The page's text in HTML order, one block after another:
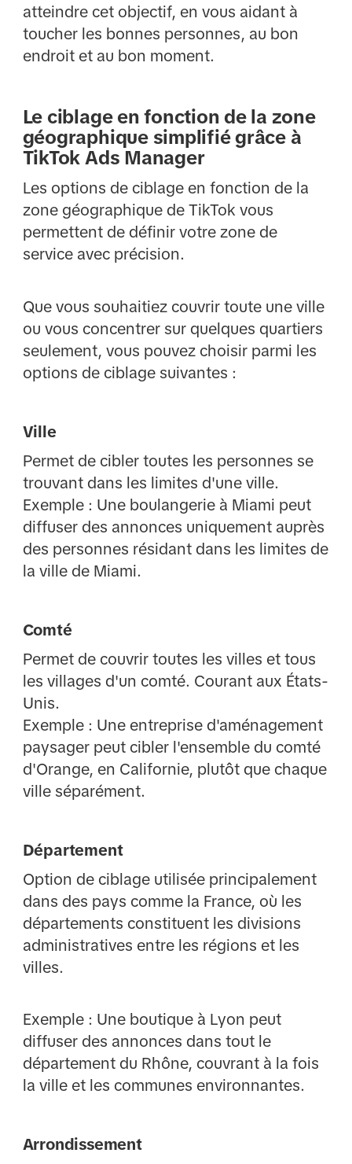
atteindre cet objectif, en vous aidant à
toucher les bonnes personnes, au bon
endroit et au bon moment.
Le ciblage en fonction de la zone
géographique simplifié grâce à
TikTok Ads Manager
Les options de ciblage en fonction de la
zone géographique de TikTok vous
permettent de définir votre zone de
service avec précision.
Que vous souhaitiez couvrir toute une ville
ou vous concentrer sur quelques quartiers
seulement, vous pouvez choisir parmi les
options de ciblage suivantes :
Ville
Permet de cibler toutes les personnes se
trouvant dans les limites d'une ville.
Exemple : Une boulangerie à Miami peut
diffuser des annonces uniquement auprès
des personnes résidant dans les limites de
la ville de Miami.
Comté
Permet de couvrir toutes les villes et tous
les villages d'un comté. Courant aux États-
Unis.
Exemple : Une entreprise d'aménagement
paysager peut cibler l'ensemble du comté
d'Orange, en Californie, plutôt que chaque
ville séparément.
Département
Option de ciblage utilisée principalement
dans des pays comme la France, où les
départements constituent les divisions
administratives entre les régions et les
villes.
Exemple : Une boutique à Lyon peut
diffuser des annonces dans tout le
département du Rhône, couvrant à la fois
la ville et les communes environnantes.
Arrondissement